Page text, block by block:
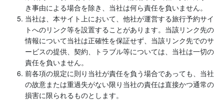
き事由による場合を除き、当社は何ら責任を負いません。
当社は、本サイト上において、他社が運営する旅行予約サイ
トへのリンク等を設置することがあります。当該リンク先の
情報について当社は正確性を保証せず、当該リンク先でのサ
ービスの提供、契約、トラブル等については、当社は一切の
責任を負いません。
前各項の規定に則り当社が責任を負う場合であっても、当社
の故意または重過失がない限り当社の責任は直接かつ通常の
損害に限られるものとします。